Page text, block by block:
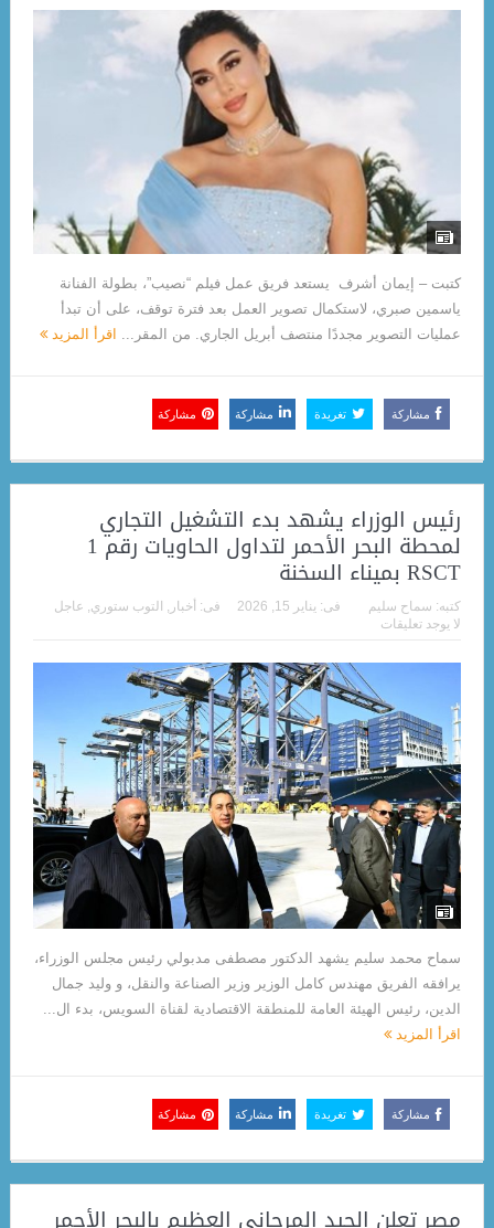
كتبت – إيمان أشرف يستعد فريق عمل فيلم “نصيب”، بطولة الفنانة
ياسمين صبري، لاستكمال تصوير العمل بعد فترة توقف، على أن تبدأ
عمليات التصوير مجددًا منتصف أبريل الجاري. من المقر... اقرأ المزيد
مشاركة تغريدة مشاركة مشاركة
رئيس الوزراء يشهد بدء التشغيل التجاري
لمحطة البحر الأحمر لتداول الحاويات رقم 1
RSCT بميناء السخنة
كتبه: سماح سليم فى: يناير 15, 2026 فى: أخبار التوب ستوري عاجل
لا يوجد تعليقات
سماح محمد سليم يشهد الدكتور مصطفى مدبولي رئيس مجلس الوزراء،
يرافقه الفريق مهندس كامل الوزير وزير الصناعة والنقل، و وليد جمال
الدين، رئيس الهيئة العامة للمنطقة الاقتصادية لقناة السويس، بدء ال...
اقرأ المزيد
مشاركة تغريدة مشاركة مشاركة